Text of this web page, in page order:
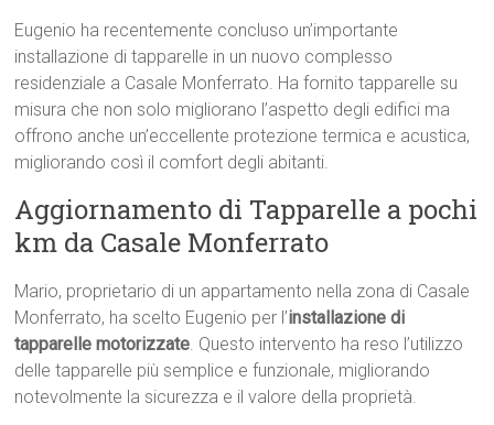
Eugenio ha recentemente concluso un’importante
installazione di tapparelle in un nuovo complesso
residenziale a Casale Monferrato. Ha fornito tapparelle su
misura che non solo migliorano l’aspetto degli edifici ma
offrono anche un’eccellente protezione termica e acustica,
migliorando così il comfort degli abitanti.
Aggiornamento di Tapparelle a pochi
km da Casale Monferrato
Mario, proprietario di un appartamento nella zona di Casale
Monferrato, ha scelto Eugenio per l’installazione di
tapparelle motorizzate. Questo intervento ha reso l’utilizzo
delle tapparelle più semplice e funzionale, migliorando
notevolmente la sicurezza e il valore della proprietà.